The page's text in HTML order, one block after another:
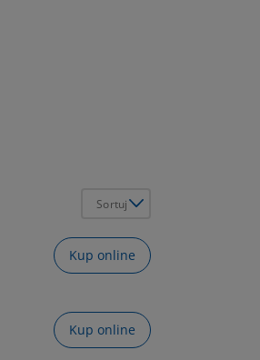
Sortuj
Kup online
Kup online